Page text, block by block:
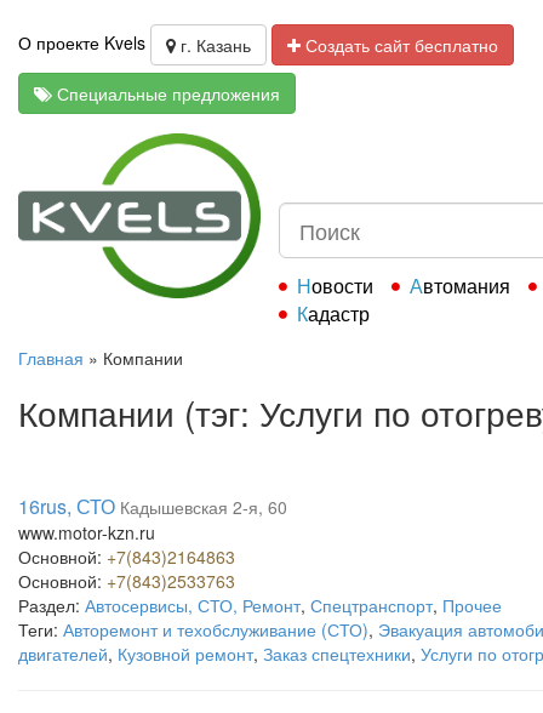
О проекте Kvels г. Казань
Создать сайт бесплатно
Специальные предложения
Новости
Автомания
Кадастр
Главная » Компании
Компании (тэг: Услуги по
16rus, СТО Кадышевская 2-я, 60
www.motor-kzn.ru
Основной: +7(843)2164863
Основной: +7(843)2533763
Раздел: Автосервисы, СТО, Ремонт, Спецтранспорт, Прочее
Теги: Авторемонт и техобслуживание (СТО), Эвакуация
двигателей, Кузовной ремонт, Заказ спецтехники, Услуги по